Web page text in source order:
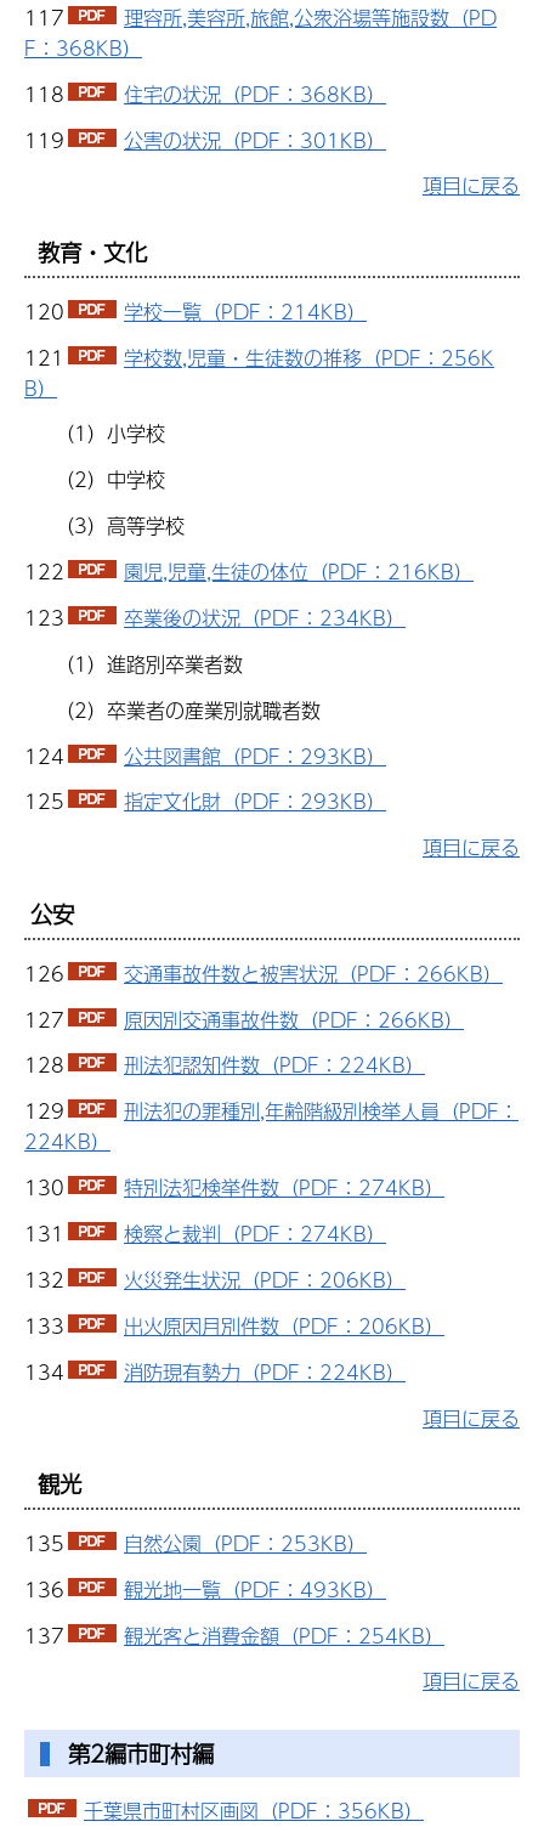
117
理容所,美容所,旅館,公衆浴場等施設数（PD
F：368KB）
118
住宅の状況（PDF：368KB）
119
公害の状況（PDF：301KB）
項目に戻る
教育・文化
120
学校一覧（PDF：214KB）
121
学校数,児童・生徒数の推移（PDF：256K
B）
（1）小学校
（2）中学校
（3）高等学校
122
園児,児童,生徒の体位（PDF：216KB）
123
卒業後の状況（PDF：234KB）
（1）進路別卒業者数
（2）卒業者の産業別就職者数
124
公共図書館（PDF：293KB）
125
指定文化財（PDF：293KB）
項目に戻る
公安
126
交通事故件数と被害状況（PDF：266KB）
127
原因別交通事故件数（PDF：266KB）
128
刑法犯認知件数（PDF：224KB）
129
刑法犯の罪種別,年齢階級別検挙人員（PDF：
224KB）
130
特別法犯検挙件数（PDF：274KB）
131
検察と裁判（PDF：274KB）
132
火災発生状況（PDF：206KB）
133
出火原因月別件数（PDF：206KB）
134
消防現有勢力（PDF：224KB）
項目に戻る
観光
135
自然公園（PDF：253KB）
136
観光地一覧（PDF：493KB）
137
観光客と消費金額（PDF：254KB）
項目に戻る
第2編市町村編
千葉県市町村区画図（PDF：356KB）